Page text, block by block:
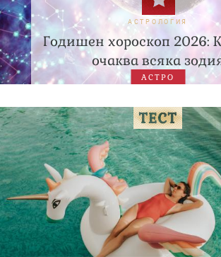
АСТРОЛОГИЯ
Годишен хороскоп 2026:
очаква всяка
АСТРО